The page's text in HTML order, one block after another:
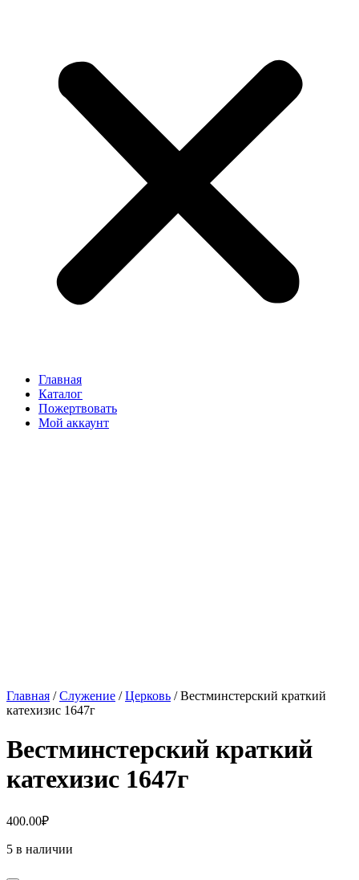
Главная
Каталог
Пожертвовать
Мой аккаунт
Главная /Служение /Церковь / Вестминстерский краткий
катехизис 1647г
Вестминстерский краткий
катехизис 1647г
400.00₽
5 в наличии